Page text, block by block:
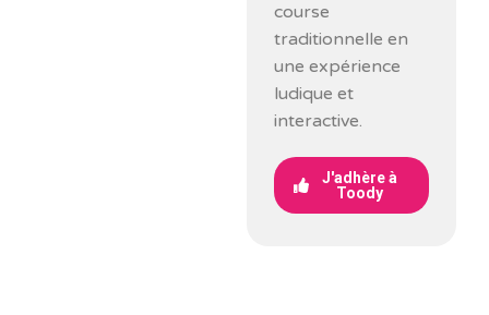
course
traditionnelle en
une expérience
ludique et
interactive.
J'adhère à
Toody